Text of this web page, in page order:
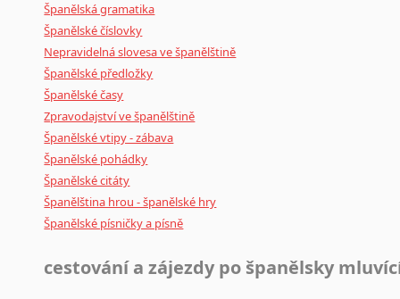
Laponština
Latina
Lezginština
Lingala
Litevština
Lotyšština
Luba
Makedonština
Malajština
Malgaština
Maltština
Španělská gramatika
Španělské číslovky
Nepravidelná slovesa ve španělštině
Španělské předložky
Španělské časy
Zpravodajství ve španělštině
Španělské vtipy - zábava
Španělské pohádky
Španělské citáty
Španělština hrou - španělské hry
Španělské písničky a písně
cestování a zájezdy po španělsky